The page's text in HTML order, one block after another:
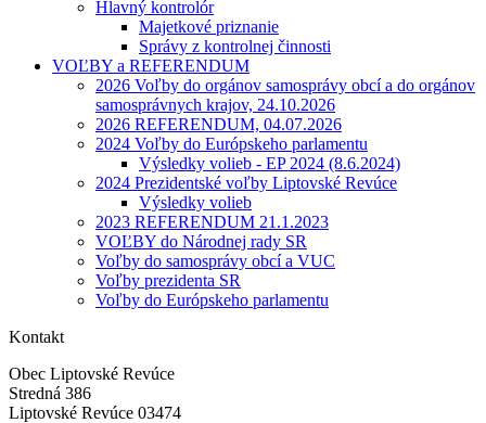
Hlavný kontrolór
Majetkové priznanie
Správy z kontrolnej činnosti
VOĽBY a REFERENDUM
2026 Voľby do orgánov samosprávy obcí a do orgánov
samosprávnych krajov, 24.10.2026
2026 REFERENDUM, 04.07.2026
2024 Voľby do Európskeho parlamentu
Výsledky volieb - EP 2024 (8.6.2024)
2024 Prezidentské voľby Liptovské Revúce
Výsledky volieb
2023 REFERENDUM 21.1.2023
VOĽBY do Národnej rady SR
Voľby do samosprávy obcí a VUC
Voľby prezidenta SR
Voľby do Európskeho parlamentu
Kontakt
Obec Liptovské Revúce
Stredná 386
Liptovské Revúce 03474